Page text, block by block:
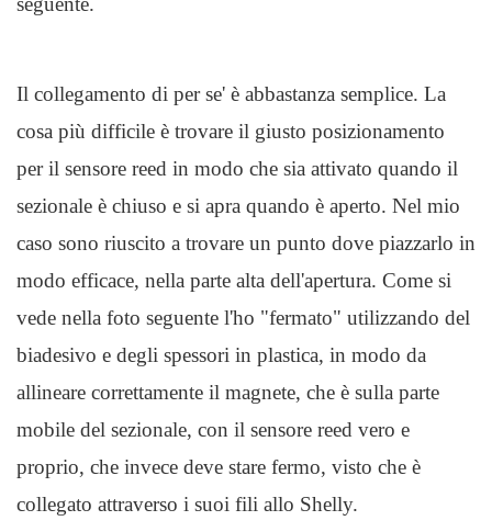
Il collegamento di per se' è abbastanza semplice. La
cosa più difficile è trovare il giusto posizionamento
per il sensore reed in modo che sia attivato quando il
sezionale è chiuso e si apra quando è aperto. Nel mio
caso sono riuscito a trovare un punto dove piazzarlo in
modo efficace, nella parte alta dell'apertura. Come si
vede nella foto seguente l'ho "fermato" utilizzando del
biadesivo e degli spessori in plastica, in modo da
allineare correttamente il magnete, che è sulla parte
mobile del sezionale, con il sensore reed vero e
proprio, che invece deve stare fermo, visto che è
collegato attraverso i suoi fili allo Shelly.